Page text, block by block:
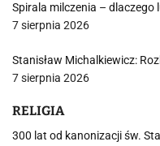
Spirala milczenia – dlaczego
7 sierpnia 2026
Stanisław Michalkiewicz:
7 sierpnia 2026
RELIGIA
300 lat od kanonizacji św.